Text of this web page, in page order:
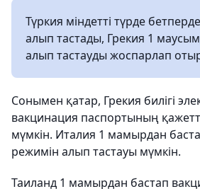
Түркия міндетті түрде
алып тастады, Грекия 1
алып тастауды жоспарлап
Сонымен қатар, Грекия билігі
вакцинация паспортының
мүмкін. Италия 1 мамырдан
режимін алып тастауы мүмкін.
Таиланд 1 мамырдан бастап